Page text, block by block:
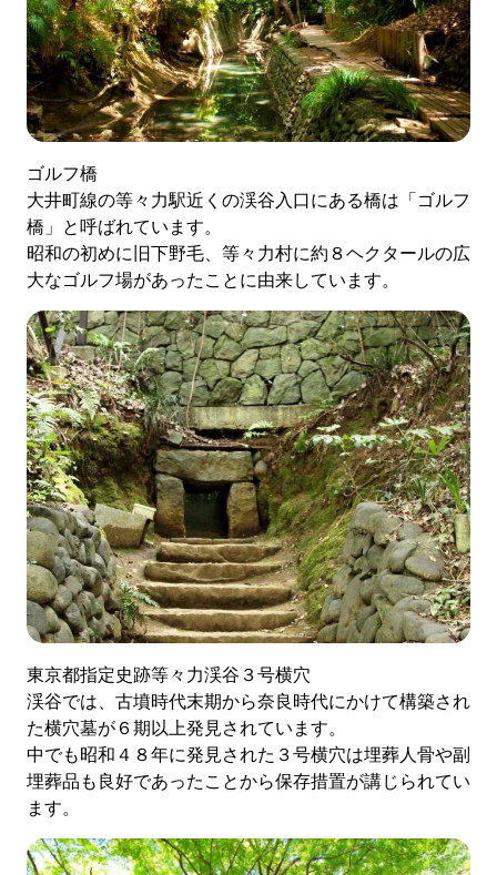
ゴルフ橋
大井町線の等々力駅近くの渓谷入口にある橋は「ゴルフ
橋」と呼ばれています。
昭和の初めに旧下野毛、等々力村に約８ヘクタールの広
大なゴルフ場があったことに由来しています。
東京都指定史跡等々力渓谷３号横穴
渓谷では、古墳時代末期から奈良時代にかけて構築され
た横穴墓が６期以上発見されています。
中でも昭和４８年に発見された３号横穴は埋葬人骨や副
埋葬品も良好であったことから保存措置が講じられてい
ます。